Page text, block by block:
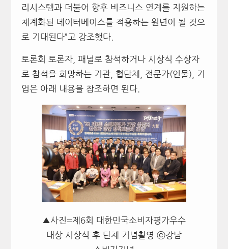
리시스템과 더불어 향후 비즈니스 연계를 지원하는
체계화된 데이터베이스를 적용하는 원년이 될 것으
로 기대된다”고 강조했다.
토론회 토론자, 패널로 참석하거나 시상식 수상자
로 참석을 희망하는 기관, 협단체, 전문가(인물), 기
업은 아래 내용을 참조하면 된다.
▲사진=제6회 대한민국소비자평가우수
대상 시상식 후 단체 기념촬영 ⓒ강남